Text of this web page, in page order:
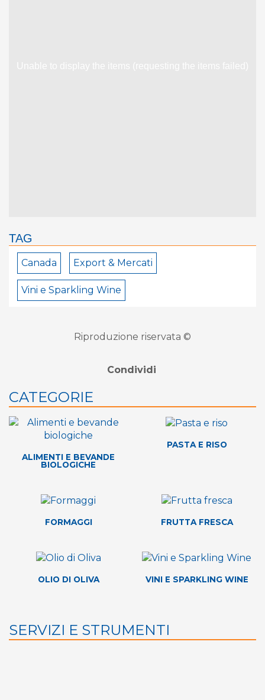
TAG
Canada Export & Mercati
Vini e Sparkling Wine
Riproduzione riservata ©
Condividi
CATEGORIE
ALIMENTI E BEVANDE
BIOLOGICHE
PASTA E RISO
FORMAGGI FRUTTA FRESCA
OLIO DI OLIVA VINI E SPARKLING WINE
SERVIZI E STRUMENTI